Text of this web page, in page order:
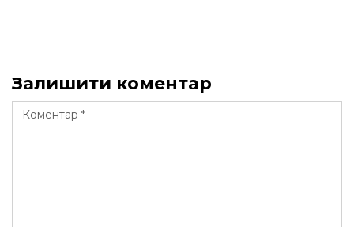
Залишити коментар